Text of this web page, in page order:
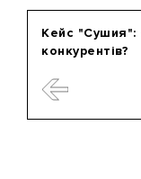
Кейс "Сушия":
конкурентів?